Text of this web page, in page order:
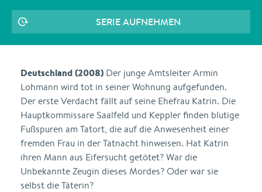
SERIE AUFNEHMEN
Deutschland (2008) Der junge Amtsleiter Armin
Lohmann wird tot in seiner Wohnung aufgefunden.
Der erste Verdacht fällt auf seine Ehefrau Katrin. Die
Hauptkommissare Saalfeld und Keppler finden blutige
Fußspuren am Tatort, die auf die Anwesenheit einer
fremden Frau in der Tatnacht hinweisen. Hat Katrin
ihren Mann aus Eifersucht getötet? War die
Unbekannte Zeugin dieses Mordes? Oder war sie
selbst die Täterin?